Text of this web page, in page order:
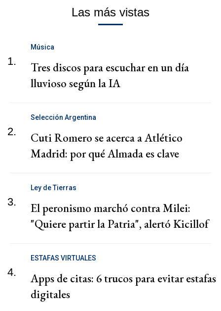
Las más vistas
1.
Música
Tres discos para escuchar en un día
lluvioso según la IA
2.
Selección Argentina
Cuti Romero se acerca a Atlético
Madrid: por qué Almada es clave
3.
Ley de Tierras
El peronismo marchó contra Milei:
"Quiere partir la Patria", alertó Kicillof
4.
ESTAFAS VIRTUALES
Apps de citas: 6 trucos para evitar estafas
digitales